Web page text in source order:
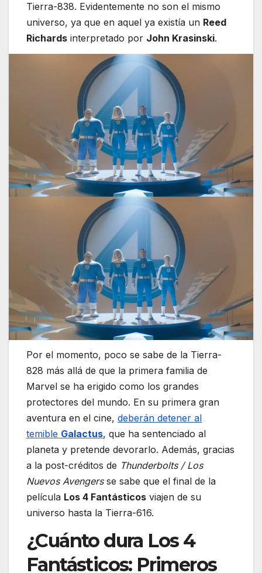
Tierra-838. Evidentemente no son el mismo
universo, ya que en aquel ya existía un Reed
Richards interpretado por John Krasinski.
Por el momento, poco se sabe de la Tierra-
828 más allá de que la primera familia de
Marvel se ha erigido como los grandes
protectores del mundo. En su primera gran
aventura en el cine, deberán detener al
temible Galactus, que ha sentenciado al
planeta y pretende devorarlo. Además, gracias
a la post-créditos de Thunderbolts / Los
Nuevos Avengersse sabe que el final de la
película Los 4 Fantásticos viajen de su
universo hasta la Tierra-616.
¿Cuánto dura Los 4
Fantásticos: Primeros